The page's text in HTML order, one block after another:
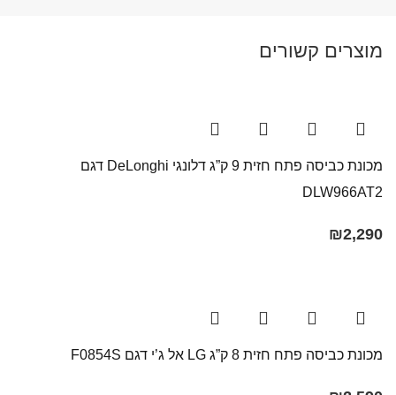
מוצרים קשורים
מכונת כביסה פתח חזית 9 ק”ג דלונגי DeLonghi דגם
DLW966AT2
₪2,290
מכונת כביסה פתח חזית 8 ק”ג LG אל ג’י דגם F0854S